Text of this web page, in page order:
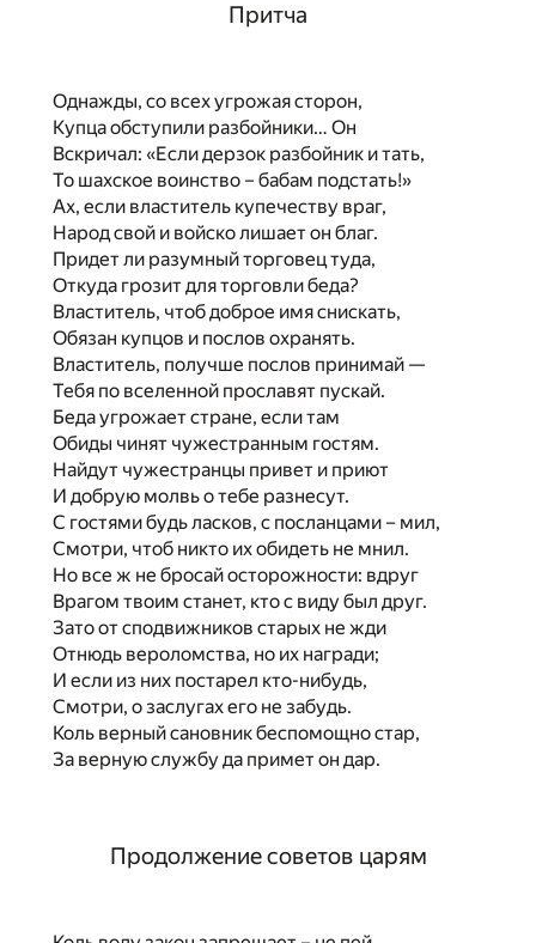
Притча
Однажды, со всех угрожая сторон,
Купца обступили разбойники… Он
Вскричал: «Если дерзок разбойник и тать,
То шахское воинство – бабам подстать!»
Ах, если властитель купечеству враг,
Народ свой и войско лишает он благ.
Придет ли разумный торговец туда,
Откуда грозит для торговли беда?
Властитель, чтоб доброе имя снискать,
Обязан купцов и послов охранять.
Властитель, получше послов принимай —
Тебя по вселенной прославят пускай.
Беда угрожает стране, если там
Обиды чинят чужестранным гостям.
Найдут чужестранцы привет и приют
И добрую молвь о тебе разнесут.
С гостями будь ласков, с посланцами – мил,
Смотри, чтоб никто их обидеть не мнил.
Но все ж не бросай осторожности: вдруг
Врагом твоим станет, кто с виду был друг.
Зато от сподвижников старых не жди
Отнюдь вероломства, но их награди;
И если из них постарел кто-нибудь,
Смотри, о заслугах его не забудь.
Коль верный сановник беспомощно стар,
За верную службу да примет он дар.
Продолжение советов царям